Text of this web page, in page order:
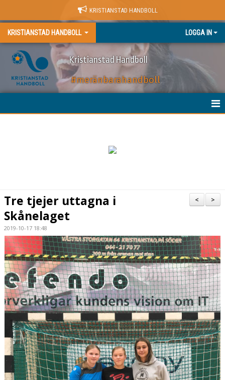
KRISTIANSTAD HANDBOLL
KRISTIANSTAD HANDBOLL LOGGA IN
Kristianstad Handboll
#meränbarahandboll
KALENDER
HANDBOLLSSKOLA
PARTNERSKAP
FÖRENINGEN
OM OSS
KONTAKT
>
<
Tre tjejer uttagna i
Skånelaget
2019-10-17 18:48